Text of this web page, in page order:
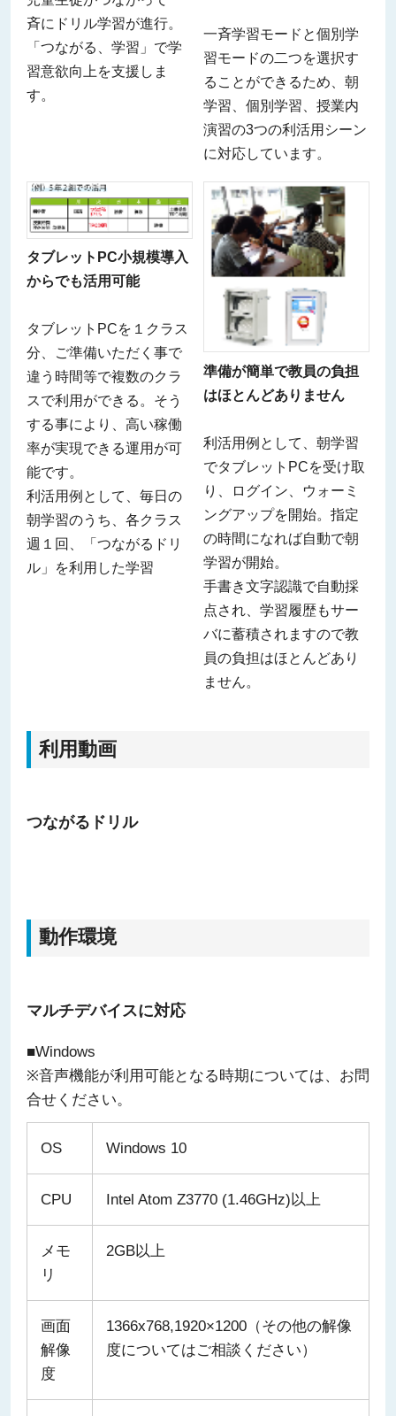
斉にドリル学習が進行。
「つながる、学習」で学
習意欲向上を支援しま
す。
一斉学習モードと個別学
習モードの二つを選択す
ることができるため、朝
学習、個別学習、授業内
演習の3つの利活用シーン
に対応しています。
タブレットPC小規模導入
からでも活用可能
タブレットPCを１クラス
分、ご準備いただく事で
違う時間等で複数のクラ
スで利用ができる。そう
する事により、高い稼働
率が実現できる運用が可
能です。
利活用例として、毎日の
朝学習のうち、各クラス
週１回、「つながるドリ
ル」を利用した学習
準備が簡単で教員の負担
はほとんどありません
利活用例として、朝学習
でタブレットPCを受け取
り、ログイン、ウォーミ
ングアップを開始。指定
の時間になれば自動で朝
学習が開始。
手書き文字認識で自動採
点され、学習履歴もサー
バに蓄積されますので教
員の負担はほとんどあり
ません。
利用動画
つながるドリル
動作環境
マルチデバイスに対応
■Windows
※音声機能が利用可能となる時期については、お問
合せください。
OS Windows 10
CPU Intel Atom Z3770 (1.46GHz)以上
メモ
リ
2GB以上
画面
解像
度
1366x768,1920×1200（その他の解像
度についてはご相談ください）